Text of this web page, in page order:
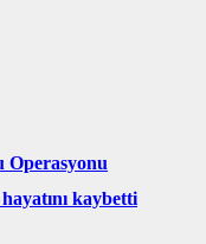
Operasyonu
kaybetti